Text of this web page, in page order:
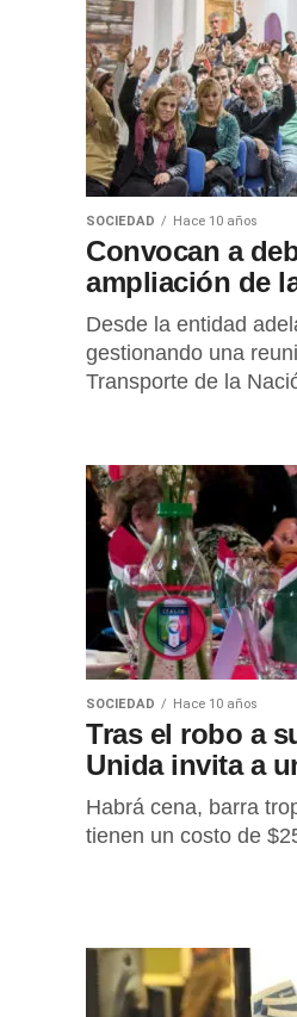
SOCIEDAD Hace 10 años
Convocan a
ampliación de
Desde la entidad
gestionando una
Transporte de la
SOCIEDAD Hace 10 años
Tras el robo a
Unida invita a
Habrá cena, barra
tienen un costo de